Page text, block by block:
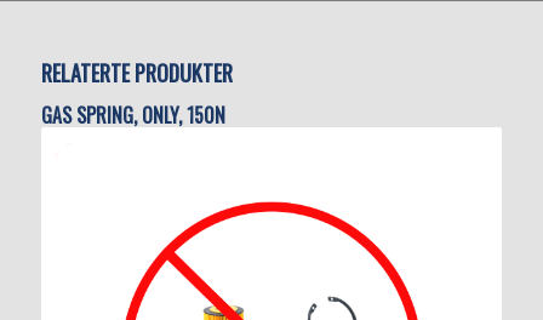
RELATERTE PRODUKTER
GAS SPRING, ONLY, 150N